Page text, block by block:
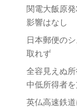
関電大飯原
影響はなし
日本郵便の
取れず
全容見えぬ
中低所得者
英仏高速鉄